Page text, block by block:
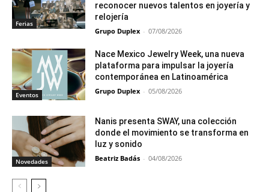
Ferias
reconocer nuevos talentos en joyería y
relojería
Grupo Duplex - 07/08/2026
Eventos
Nace Mexico Jewelry Week, una nueva
plataforma para impulsar la joyería
contemporánea en Latinoamérica
Grupo Duplex - 05/08/2026
Novedades
Nanis presenta SWAY, una colección
donde el movimiento se transforma en
luz y sonido
Beatriz Badás - 04/08/2026